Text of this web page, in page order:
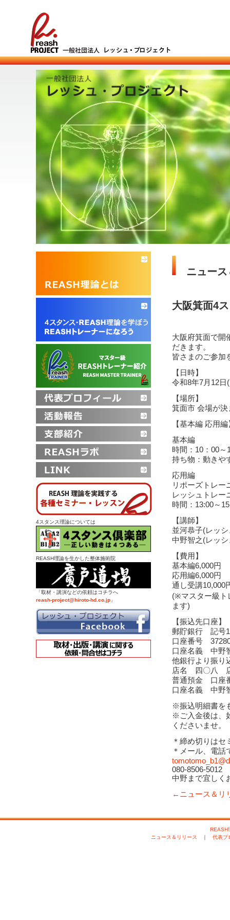
4スタンス理論については
REASH理論を生かした整体施術院
「取材・講演などの依頼はコチラへ
reash-project@hiroto-hd.co.jp 」
ニュー
大阪箕面4
大阪府箕面で開
だきます。
皆さまのご参加
【日時】
令和8年7月12日
【場所】
箕面市 会場が
【基本編 応
基本編
時間：10：00～
持ち物：動き
応用編
リポーズトレー
レッシュトレー
時間：13:00～
【講師】
並河恭子(レッ
中野智之(レッ
【費用】
基本編6,000円
応用編6,000円
通し受講10,000
(※マスター級ト
ます)
【振込先口座】
郵貯銀行 記号
口座番号
口座名義 中野
他銀行より振り
店名 四〇八
普通預金 口座
口座名義 中野
※振込明細書を
※ご入金後は、
くださいませ。
＊締め切りはセ
＊メール、電話
080-8506-5012
中野まで宜しく
←ニュース＆リ
REASH
ニュース＆リリース
｜ 代表プ